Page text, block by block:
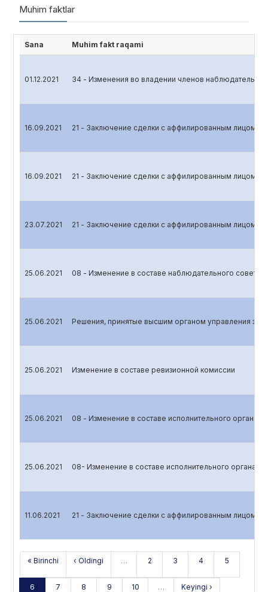
Muhim faktlar
Sana Muhim fakt raqami
01.12.2021 34 - Изменения во владении членов
16.09.2021 21 - Заключение сделки с аффилированным лицом
16.09.2021 21 - Заключение сделки с аффилированным лицом
23.07.2021 21 - Заключение сделки с аффилированным лицом
25.06.2021 08 - Изменение в составе наблюдательного совета
25.06.2021 Решения, принятые высшим органом управления
25.06.2021 Изменение в составе ревизионной комиссии
25.06.2021 08 - Изменение в составе исполнительного органа
25.06.2021 08- Изменение в составе исполнительного органа
11.06.2021 21 - Заключение сделки с аффилированным лицом
« Birinchi ‹ Oldingi … 2 3 4 5
6 7 8 9 10 … Keyingi ›